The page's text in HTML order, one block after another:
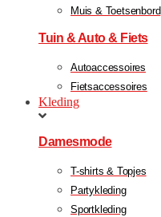
Muis & Toetsenbord
Tuin & Auto & Fiets
Autoaccessoires
Fietsaccessoires
Kleding
Damesmode
T-shirts & Topjes
Partykleding
Sportkleding